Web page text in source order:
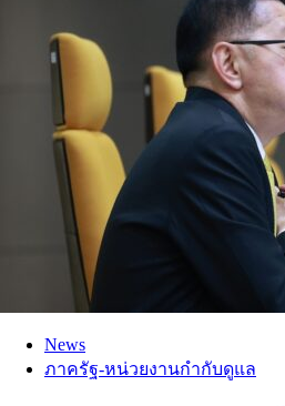
News
ภาครัฐ-หน่วยงานกำกับดูแล